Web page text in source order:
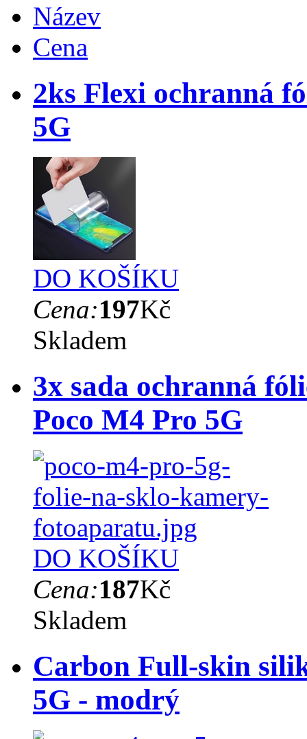
Název
Cena
2ks Flexi ochranná
5G
DO KOŠÍKU
Cena:197Kč
Skladem
3x sada ochranná
Poco M4 Pro 5G
DO KOŠÍKU
Cena:187Kč
Skladem
Carbon Full-skin
5G - modrý